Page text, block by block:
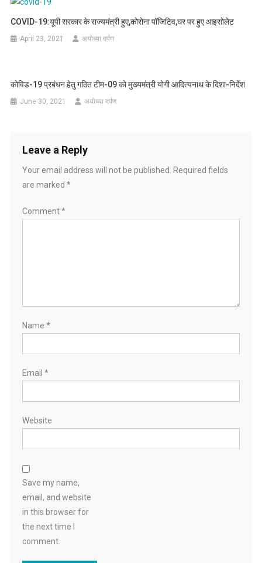
COVID-19:यूपी सरकार के राज्यमंत्री हुए,कोरोना पॉजिटिव,घर पर हुए आइसोलेट
April 23, 2021 अयोध्या दर्पण
कोविड-19 प्रबंधन हेतु गठित टीम-09 को मुख्यमंत्री योगी आदित्यनाथ के दिशा-निर्देश
June 30, 2021 अयोध्या दर्पण
Leave a Reply
Your email address will not be published.
Required fields
are marked *
Comment*
Name *
Email *
Website
Save my name,
email, and website
in this browser for
the next time I
comment.